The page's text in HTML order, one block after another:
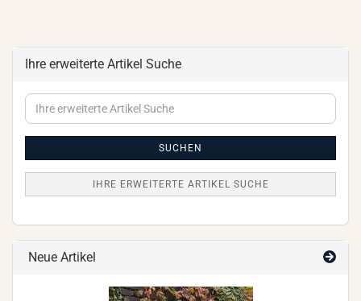
Ihre erweiterte Artikel Suche
Ihre
erweiterte
SUCHEN
IHRE ERWEITERTE ARTIKEL SUCHE
Neue Artikel